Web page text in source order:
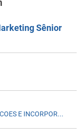
Sênior
TIBERIO CONSTRUCOES E INCORPORACOES